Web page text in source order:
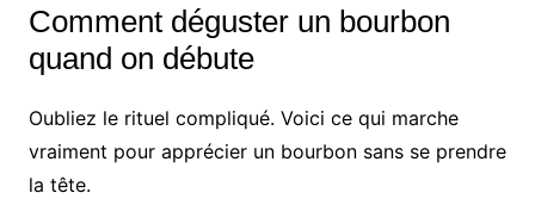
Comment déguster un bourbon
quand on débute
Oubliez le rituel compliqué. Voici ce qui marche
vraiment pour apprécier un bourbon sans se prendre
la tête.